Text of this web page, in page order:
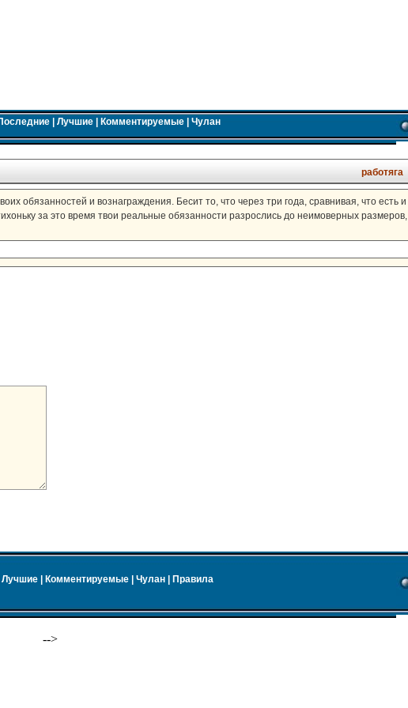
| Лучшие| Комментируемые| Чулан
работяга
обязанностей и вознаграждения. Бесит то, что через три года, сравнивая, что есть и
за это время твои реальные обязанности разрослись до неимоверных размеров,
Лучшие Комментируемые Чулан Правила
-->